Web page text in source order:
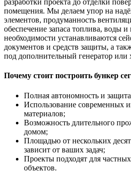
разработки проекта до отделки
помещения. Мы делаем упор на
элементов, продуманность
обеспечение запаса топлива, воды
необходимости устанавливаются
документов и средств защиты, а
под дополнительный генератор
Почему стоит построить бункер
Полная автономность и
Использование современных
материалов;
Возможность длительного
домом;
Площадью от нескольких
зависит от ваших задач;
Проекты подходят для
объектов.